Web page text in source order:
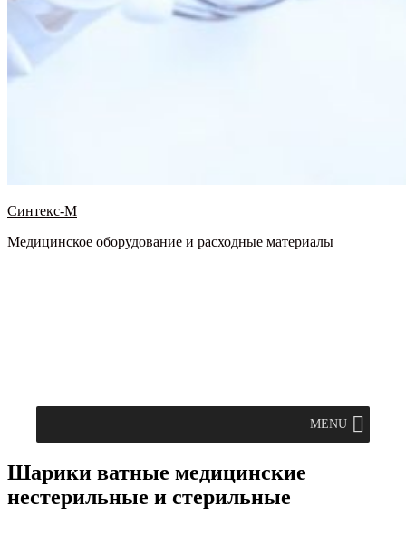
Синтекс-М
Медицинское оборудование и расходные материалы
MENU
Шарики ватные медицинские
нестерильные и стерильные